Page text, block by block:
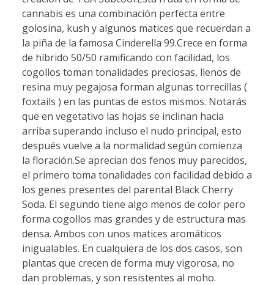
cannabis es una combinación perfecta entre
golosina, kush y algunos matices que recuerdan a
la piña de la famosa Cinderella 99.Crece en forma
de híbrido 50/50 ramificando con facilidad, los
cogollos toman tonalidades preciosas, llenos de
resina muy pegajosa forman algunas torrecillas (
foxtails ) en las puntas de estos mismos. Notarás
que en vegetativo las hojas se inclinan hacia
arriba superando incluso el nudo principal, esto
después vuelve a la normalidad según comienza
la floración.Se aprecian dos fenos muy parecidos,
el primero toma tonalidades con facilidad debido a
los genes presentes del parental Black Cherry
Soda. El segundo tiene algo menos de color pero
forma cogollos mas grandes y de estructura mas
densa. Ambos con unos matices aromáticos
inigualables. En cualquiera de los dos casos, son
plantas que crecen de forma muy vigorosa, no
dan problemas, y son resistentes al moho.